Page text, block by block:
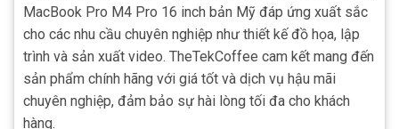
MacBook Pro M4 Pro 16 inch bản Mỹ đáp ứng xuất sắc
cho các nhu cầu chuyên nghiệp như thiết kế đồ họa, lập
trình và sản xuất video. TheTekCoffee cam kết mang đến
sản phẩm chính hãng với giá tốt và dịch vụ hậu mãi
chuyên nghiệp, đảm bảo sự hài lòng tối đa cho khách
hàng.